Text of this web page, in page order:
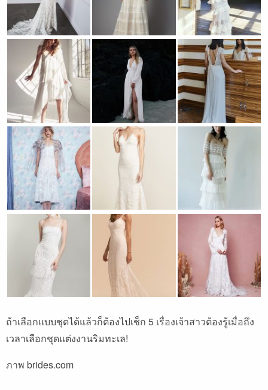
ถ้าเลือกแบบชุดได้แล้วก็ต้องไปเช็ก 5 เรื่องเจ้าสาวต้องรู้เมื่อถึง
เวลาเลือกชุดแต่งงานริมทะเล!
ภาพ brides.com